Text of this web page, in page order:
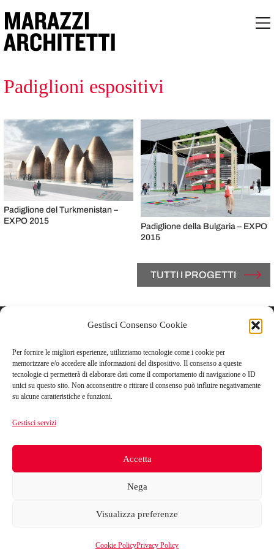
Gestisci Consenso Cookie
Per fornire le migliori esperienze, utilizziamo tecnologie come i cookie per
memorizzare e/o accedere alle informazioni del dispositivo. Il consenso a queste
tecnologie ci permetterà di elaborare dati come il comportamento di navigazione o ID
unici su questo sito. Non acconsentire o ritirare il consenso può influire negativamente
su alcune caratteristiche e funzioni.
Gestisci servizi
Accetta
Nega
Visualizza preferenze
Cookie PolicyPrivacy Policy
Padiglioni espositivi
Padiglione del Turkmenistan –
EXPO 2015
Padiglione della Bulgaria – EXPO
2015
TUTTI I PROGETTI
Vicolo Del Carmine, 3
43121 Parma, Italy
F +39.0521.1813182
info@marazziarchitetti.com